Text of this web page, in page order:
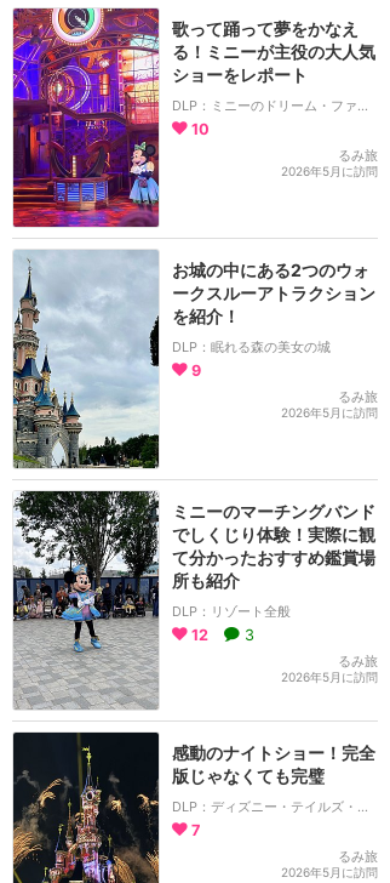
歌って踊って夢をかなえ
る！ミニーが主役の大人気
ショーをレポート
DLP：ミニーのドリーム・ファクトリー
10
るみ旅
2026年5月に訪問
お城の中にある2つのウォ
ークスルーアトラクション
を紹介！
DLP：眠れる森の美女の城
9
るみ旅
2026年5月に訪問
ミニーのマーチングバンド
でしくじり体験！実際に観
て分かったおすすめ鑑賞場
所も紹介
DLP：リゾート全般
12 3
るみ旅
2026年5月に訪問
感動のナイトショー！完全
版じゃなくても完璧
DLP：ディズニー・テイルズ・オブ・マジック
7
るみ旅
2026年5月に訪問